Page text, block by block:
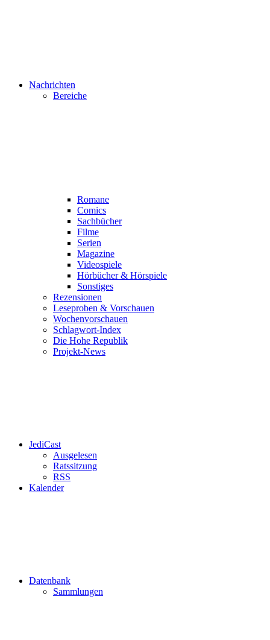
Nachrichten
Bereiche
Romane
Comics
Sachbücher
Filme
Serien
Magazine
Videospiele
Hörbücher & Hörspiele
Sonstiges
Rezensionen
Leseproben & Vorschauen
Wochenvorschauen
Schlagwort-Index
Die Hohe Republik
Projekt-News
JediCast
Ausgelesen
Ratssitzung
RSS
Kalender
Datenbank
Sammlungen